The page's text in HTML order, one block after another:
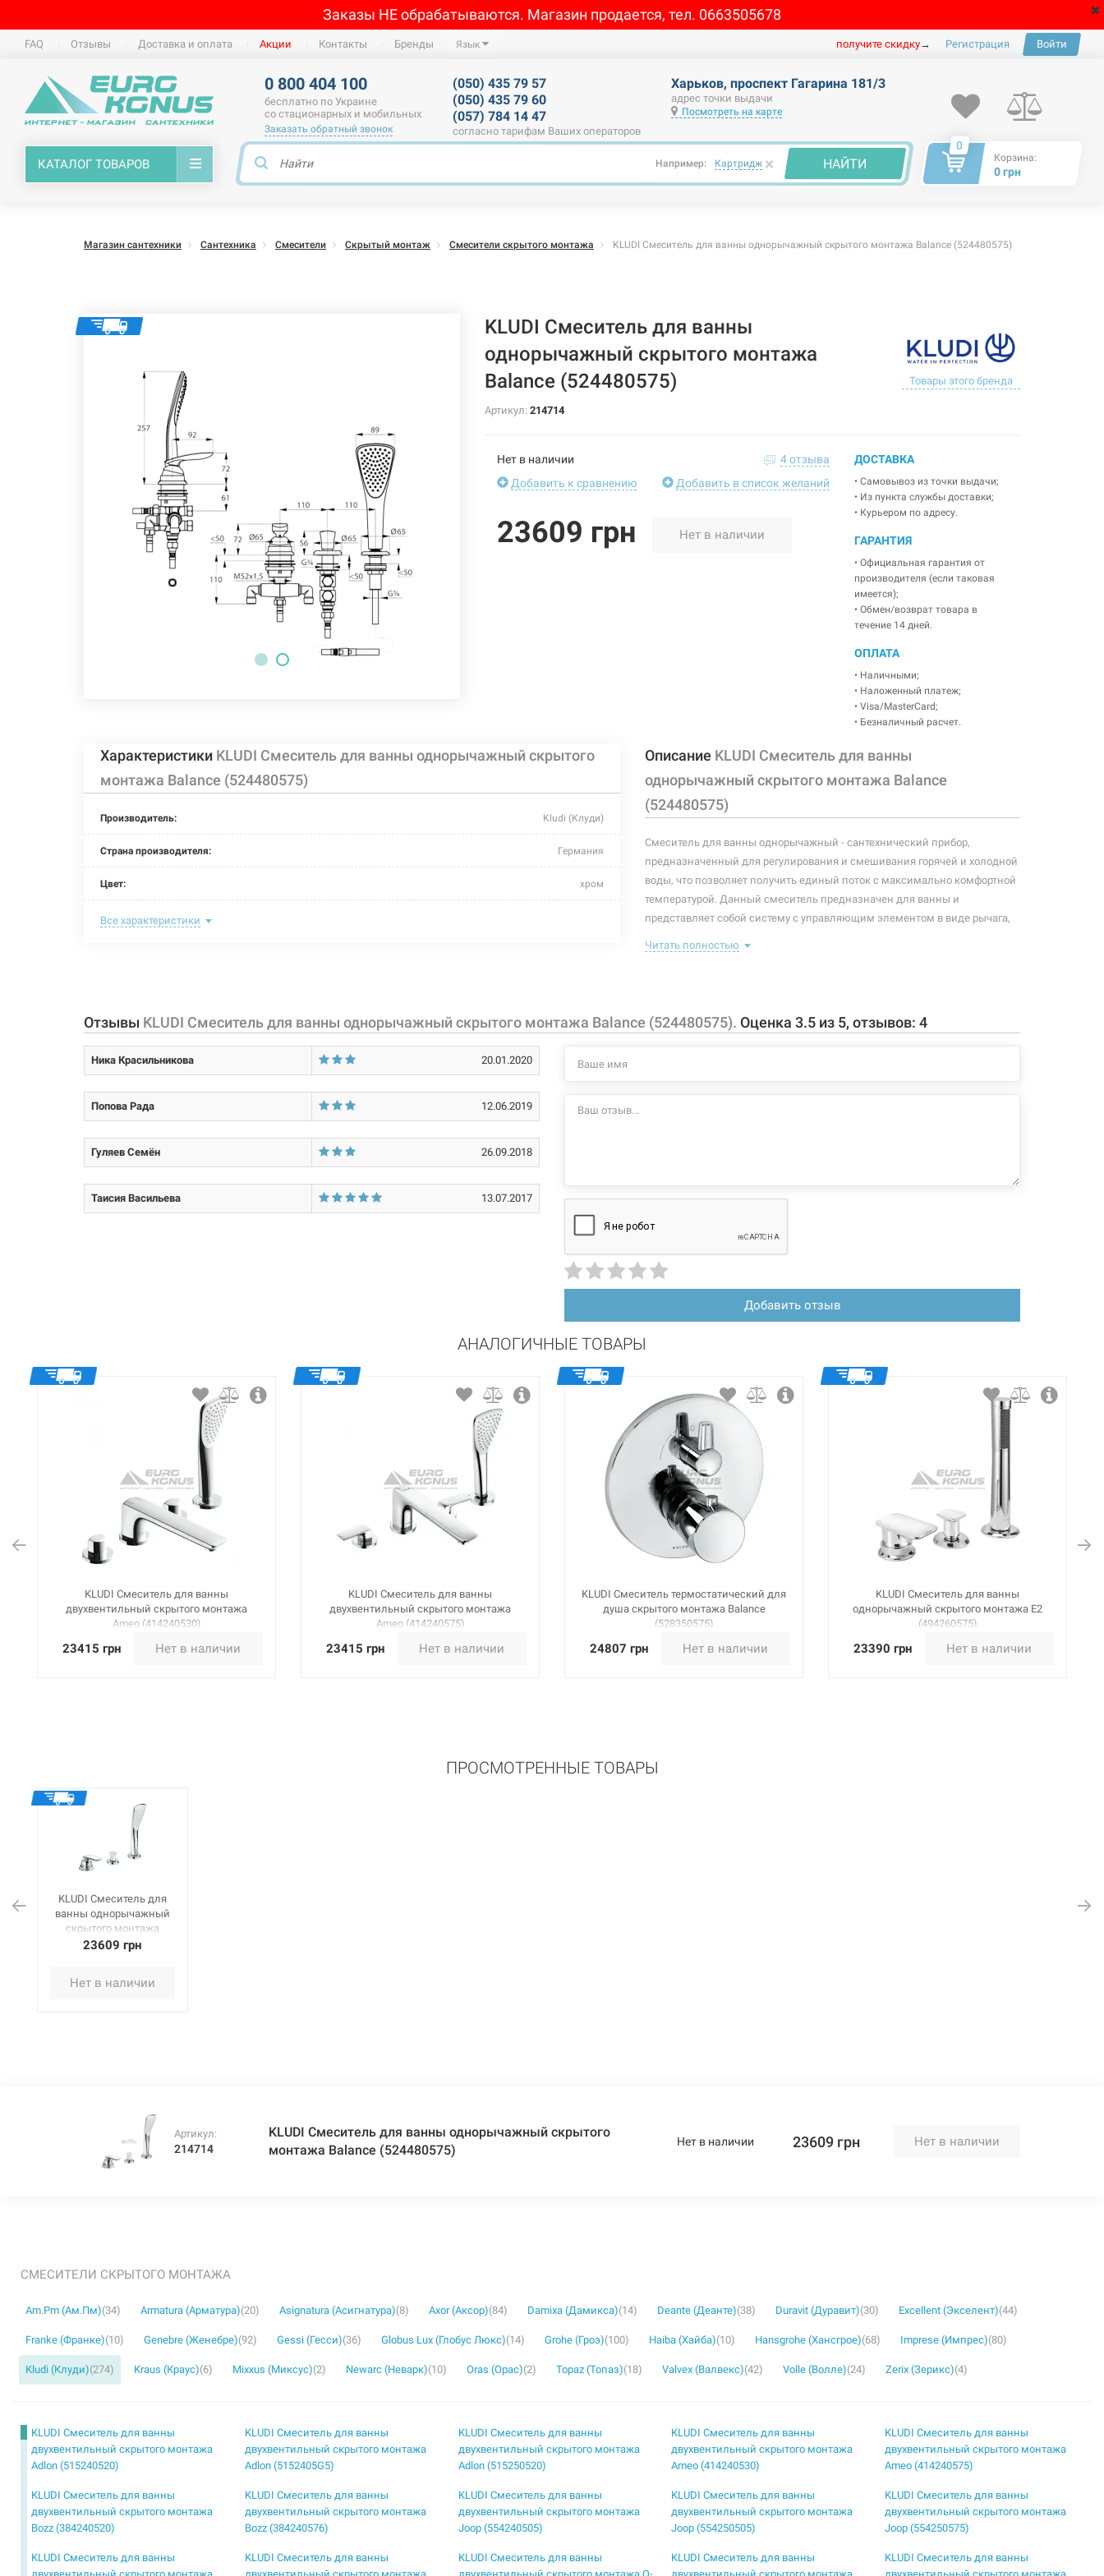
Заказы НЕ обрабатываются. Магазин продается, тел. 0663505678
FAQ Отзывы Доставка и оплата Акции Контакты Бренды Язык получите скидку→ Регистрация Войти
0 800 404 100
бесплатно по Украине
со стационарных и мобильных
Заказать обратный звонок
(050) 435 79 57
(050) 435 79 60
(057) 784 14 47
согласно тарифам Ваших операторов
Харьков, проспект Гагарина 181/3
адрес точки выдачи
Посмотреть на карте
КАТАЛОГ ТОВАРОВ Например: Картридж × НАЙТИ
0
Корзина:
0 грн
Магазин сантехники Сантехника Смесители Скрытый монтаж Смесители скрытого монтажа KLUDI Смеситель для ванны однорычажный скрытого монтажа Balance (524480575)
KLUDI Смеситель для ванны
однорычажный скрытого монтажа
Balance (524480575)
Товары этого бренда
Артикул: 214714
Нет в наличии
4 отзыва
Добавить к сравнению
Добавить в список желаний
23609 грн Нет в наличии
ДОСТАВКА
• Самовывоз из точки выдачи;
• Из пункта службы доставки;
• Курьером по адресу.
ГАРАНТИЯ
• Официальная гарантия от
производителя (если таковая
имеется);
• Обмен/возврат товара в
течение 14 дней.
ОПЛАТА
• Наличными;
• Наложенный платеж;
• Visa/MasterCard;
• Безналичный расчет.
Характеристики KLUDI Смеситель для ванны однорычажный скрытого
монтажа Balance (524480575)
Производитель: Kludi (Клуди)
Страна производителя: Германия
Цвет: хром
Форма излива:
Тип затворной части: керамический картридж
Тип крепления:
Назначение смесителя: для ванны
Тип смесителя (крана): однорычажный
Тип конструкции: на 3 отверстия
Все характеристики
Описание KLUDI Смеситель для ванны
однорычажный скрытого монтажа Balance
(524480575)
Смеситель для ванны однорычажный - сантехнический прибор,
предназначенный для регулирования и смешивания горячей и холодной
воды, что позволяет получить единый поток с максимально комфортной
температурой. Данный смеситель предназначен для ванны и
представляет собой систему с управляющим элементом в виде рычага,
перед этим. В комплекте идет: рычаг управления, лейка, душевой шланг,
воды. Класс расхода воды DB. Защита от обратного тока воды. Лейка для
Читать полностью
Отзывы KLUDI Смеситель для ванны однорычажный скрытого монтажа Balance (524480575). Оценка 3.5 из 5, отзывов: 4
Ника Красильникова 20.01.2020
Попова Рада 12.06.2019
Гуляев Семён 26.09.2018
Таисия Васильева 13.07.2017
Добавить отзыв
АНАЛОГИЧНЫЕ ТОВАРЫ
KLUDI Смеситель для ванны
двухвентильный скрытого монтажа
Ameo (414240530)
23415 грн Нет в наличии
KLUDI Смеситель для ванны
двухвентильный скрытого монтажа
Ameo (414240575)
23415 грн Нет в наличии
KLUDI Смеситель термостатический для
душа скрытого монтажа Balance
(528350575)
24807 грн Нет в наличии
KLUDI Смеситель для ванны
однорычажный скрытого монтажа E2
(494260575)
23390 грн Нет в наличии
ПРОСМОТРЕННЫЕ ТОВАРЫ
KLUDI Смеситель для
ванны однорычажный
скрытого монтажа
Balance (524480575)
23609 грн
Нет в наличии
Артикул:
214714
KLUDI Смеситель для ванны однорычажный скрытого
монтажа Balance (524480575)
Нет в наличии 23609 грн Нет в наличии
СМЕСИТЕЛИ СКРЫТОГО МОНТАЖА
Am.Pm (Ам.Пм)(34) Armatura (Арматура)(20) Asignatura (Асигнатура)(8) Axor (Аксор)(84) Damixa (Дамикса)(14) Deante (Деанте)(38) Duravit (Дуравит)(30) Excellent (Экселент)(44)
Franke (Франке)(10) Genebre (Женебре)(92) Gessi (Гесси)(36) Globus Lux (Глобус Люкс)(14) Grohe (Гроэ)(100) Haiba (Хайба)(10) Hansgrohe (Хансгрое)(68) Imprese (Импрес)(80)
Kludi (Клуди)(274) Kraus (Краус)(6) Mixxus (Миксус)(2) Newarc (Неварк)(10) Oras (Орас)(2) Topaz (Топаз)(18) Valvex (Валвекс)(42) Volle (Волле)(24) Zerix (Зерикс)(4)
KLUDI Смеситель для ванны
двухвентильный скрытого монтажа
Adlon (515240520)
KLUDI Смеситель для ванны
двухвентильный скрытого монтажа
Adlon (5152405G5)
KLUDI Смеситель для ванны
двухвентильный скрытого монтажа
Adlon (515250520)
KLUDI Смеситель для ванны
двухвентильный скрытого монтажа
Ameo (414240530)
KLUDI Смеситель для ванны
двухвентильный скрытого монтажа
Ameo (414240575)
KLUDI Смеситель для ванны
двухвентильный скрытого монтажа
Bozz (384240520)
KLUDI Смеситель для ванны
двухвентильный скрытого монтажа
Bozz (384240576)
KLUDI Смеситель для ванны
двухвентильный скрытого монтажа
Joop (554240505)
KLUDI Смеситель для ванны
двухвентильный скрытого монтажа
Joop (554250505)
KLUDI Смеситель для ванны
двухвентильный скрытого монтажа
Joop (554250575)
KLUDI Смеситель для ванны
KLUDI Смеситель для ванны
KLUDI Смеситель для ванны
KLUDI Смеситель для ванны
KLUDI Смеситель для ванны